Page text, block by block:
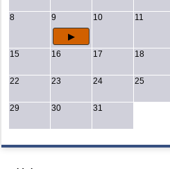
8 9 10 11
15 16 17 18
22 23 24 25
29 30 31